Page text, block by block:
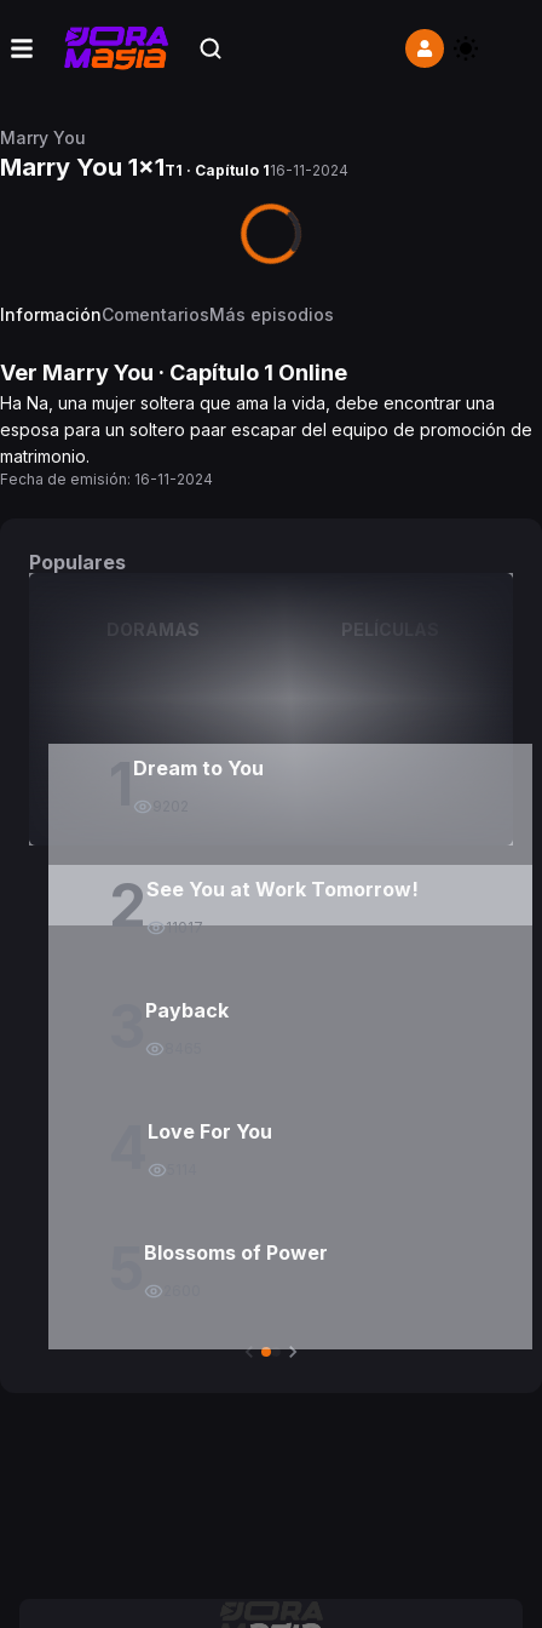
Marry You
Marry You 1x1T1 · Capítulo 116-11-2024
InformaciónComentariosMás episodios
Ver Marry You · Capítulo 1 Online
Ha Na, una mujer soltera que ama la vida, debe encontrar una
esposa para un soltero paar escapar del equipo de promoción de
matrimonio.
Fecha de emisión: 16-11-2024
Populares
DORAMAS PELÍCULAS
Dream to You
2See You at Work Tomorrow!
11017
Payback
Love For You
Blossoms of Power